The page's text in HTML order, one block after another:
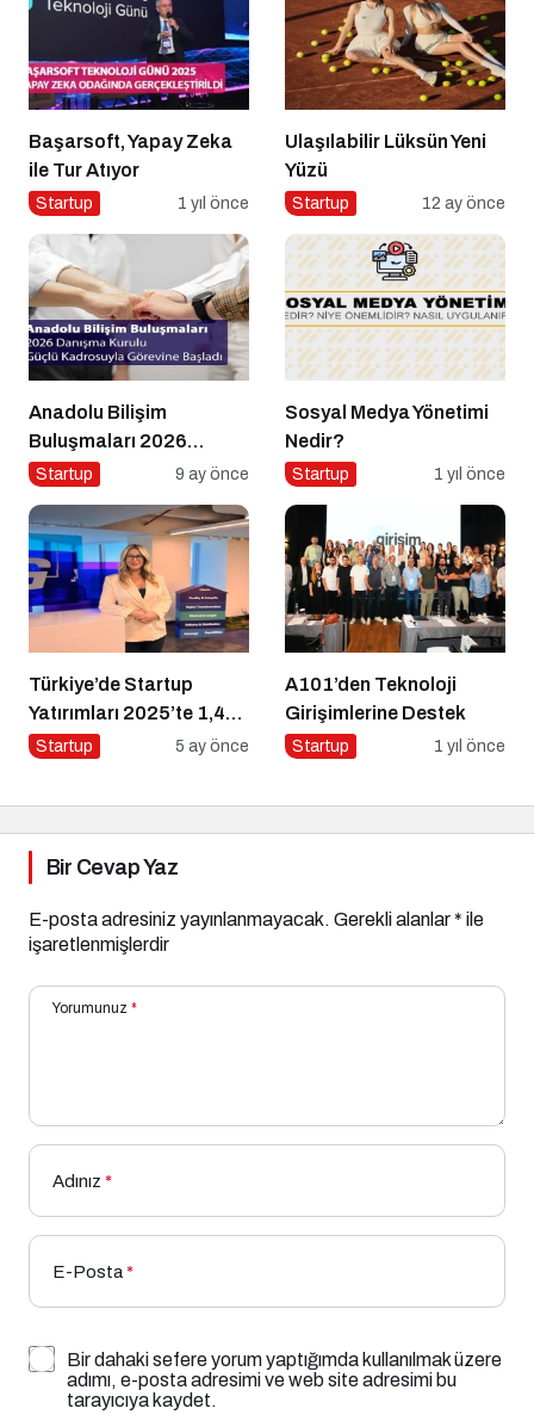
Başarsoft, Yapay Zeka
ile Tur Atıyor
Startup 1 yıl önce
Ulaşılabilir Lüksün Yeni
Yüzü
Startup 12 ay önce
Anadolu Bilişim
Buluşmaları 2026
Danışma Kurulu Güçlü
Başladı
Startup 9 ay önce
Sosyal Medya Yönetimi
Nedir?
Startup 1 yıl önce
Türkiye’de Startup
Yatırımları 2025’te 1,4
Milyar Dolara Ulaştı
Startup 5 ay önce
A101’den Teknoloji
Girişimlerine Destek
Startup 1 yıl önce
Bir Cevap Yaz
E-posta adresiniz yayınlanmayacak. Gerekli alanlar* ile
işaretlenmişlerdir
Yorumunuz *
Adınız *
E-Posta*
Bir dahaki sefere yorum yaptığımda kullanılmak üzere
adımı, e-posta adresimi ve web site adresimi bu
tarayıcıya kaydet.